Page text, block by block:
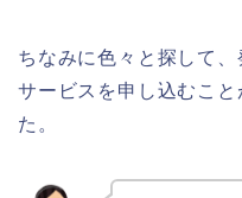
ちなみに色々と探して
サービスを申し込むこ
た。